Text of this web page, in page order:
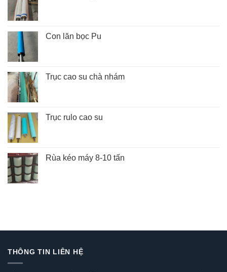
Con lăn bọc Pu
Trục cao su chà nhám
Trục rulo cao su
Rùa kéo máy 8-10 tấn
THÔNG TIN LIÊN HỆ